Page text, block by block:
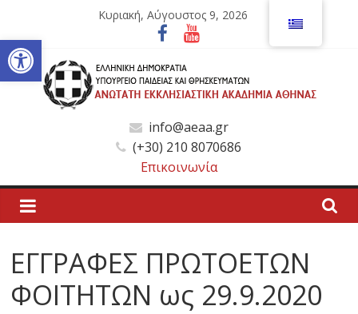
Ανοίξτε τη γραμμή εργαλείων
περιεχόμενο
Κυριακή, Αύγουστος 9, 2026
Ανώτατη
Εκκλησιαστική
Ακαδημία
Αθηνών
Ανώτατη
info@aeaa.gr
(+30) 210 8070686
Επικοινωνία
ΕΓΓΡΑΦΕΣ ΠΡΩΤΟΕΤΩΝ
ΦΟΙΤΗΤΩΝ ως 29.9.2020